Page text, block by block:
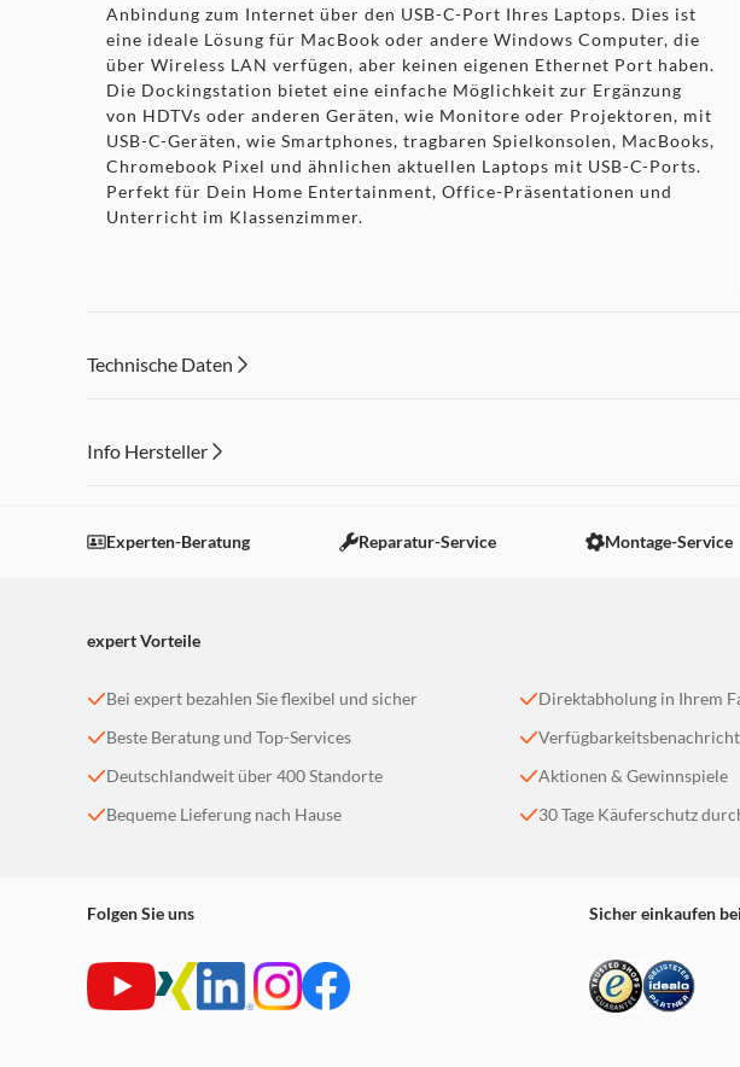
Anbindung zum Internet über den USB-C-Port Ihres Laptops. Dies ist
eine ideale Lösung für MacBook oder andere Windows Computer, die
über Wireless LAN verfügen, aber keinen eigenen Ethernet Port haben.
Die Dockingstation bietet eine einfache Möglichkeit zur Ergänzung
von HDTVs oder anderen Geräten, wie Monitore oder Projektoren, mit
USB-C-Geräten, wie Smartphones, tragbaren Spielkonsolen, MacBooks,
Chromebook Pixel und ähnlichen aktuellen Laptops mit USB-C-Ports.
Perfekt für Dein Home Entertainment, Office-Präsentationen und
Unterricht im Klassenzimmer.
Technische Daten
Info Hersteller
Einstellungen anpassen
Experten-Beratung Reparatur-Service Montage-Service
expert Vorteile
Bei expert bezahlen Sie flexibel und sicher
Beste Beratung und Top-Services
Deutschlandweit über 400 Standorte
Bequeme Lieferung nach Hause
Direktabholung in Ihrem
Aktionen & Gewinnspiele
30 Tage Käuferschutz
Folgen Sie uns Sicher einkaufen